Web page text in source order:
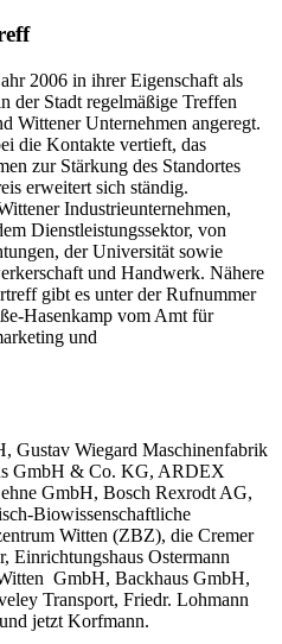
2006 in ihrer Eigenschaft als
der Stadt regelmäßige Treffen
Wittener Unternehmen angeregt.
die Kontakte vertieft, das
zur Stärkung des Standortes
erweitert sich ständig.
Industrieunternehmen,
Dienstleistungssektor, von
der Universität sowie
und Handwerk. Nähere
gibt es unter der Rufnummer
Hasenkamp vom Amt für
und
Gustav Wiegard Maschinenfabrik
GmbH & Co. KG, ARDEX
GmbH, Bosch Rexrodt AG,
Biowissenschaftliche
Witten (ZBZ), die Cremer
Einrichtungshaus Ostermann
GmbH, Backhaus GmbH,
Transport, Friedr. Lohmann
jetzt Korfmann.